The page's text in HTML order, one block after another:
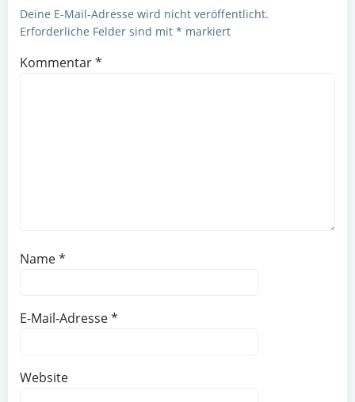
Deine E-Mail-Adresse wird nicht veröffentlicht.
Erforderliche Felder sind mit * markiert
Kommentar*
Name*
E-Mail-Adresse*
Website